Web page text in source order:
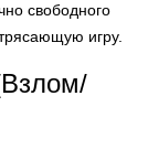
свободного
игру.